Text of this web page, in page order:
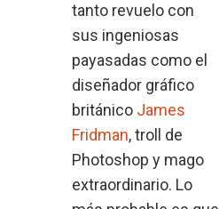
tanto revuelo con
sus ingeniosas
payasadas como el
diseñador gráfico
británico James
Fridman, troll de
Photoshop y mago
extraordinario. Lo